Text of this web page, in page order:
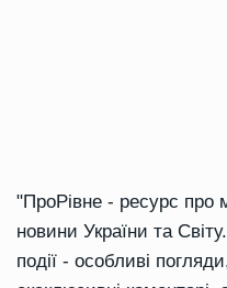
"ПроРівне - ресурс про
новини України та
події - особливі